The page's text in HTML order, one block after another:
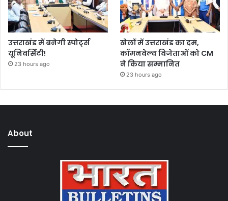
उत्तराखंड में बनेगी स्पोर्ट्स
यूनिवर्सिटी!
23 hours ago
खेलों में उत्तराखंड का दम,
कॉमनवेल्थ विजेताओं को CM
ने किया सम्मानित
23 hours ago
About